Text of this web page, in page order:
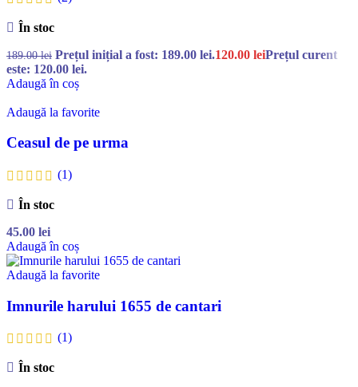
În stoc
189.00lei Prețul inițial a fost: 189.00 lei.120.00 leiPrețul curent
este: 120.00 lei.
Adaugă în coș
Adaugă la favorite
Ceasul de pe urma
(1)
În stoc
45.00 lei
Adaugă în coș
Adaugă la favorite
Imnurile harului 1655 de cantari
(1)
În stoc